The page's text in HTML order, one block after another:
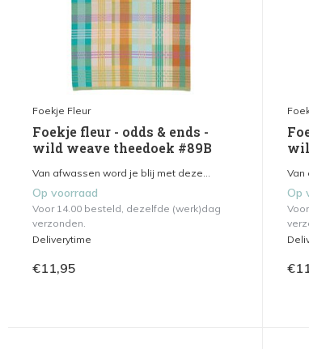
Foekje Fleur
Foekje fleur - odds & ends -
wild weave theedoek #89B
Van afwassen word je blij met deze...
Op voorraad
Voor 14.00 besteld, dezelfde (werk)dag
verzonden.
Deliverytime
€11,95
Van
Op